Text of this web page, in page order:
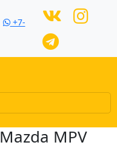
+7-
MPV